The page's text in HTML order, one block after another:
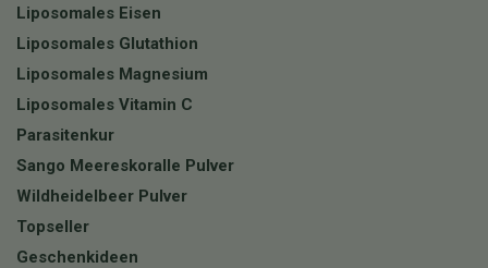
Liposomales Eisen
Liposomales Glutathion
Liposomales Magnesium
Liposomales Vitamin C
Parasitenkur
Sango Meereskoralle Pulver
Wildheidelbeer Pulver
Topseller
Geschenkideen